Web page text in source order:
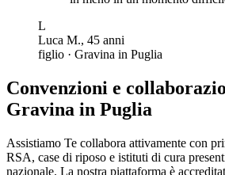
L
Luca M., 45 anni
figlio · Gravina in Puglia
Convenzioni e
Gravina in Puglia
Assistiamo Te collabora attivamente con
RSA, case di riposo e istituti di cura
nazionale. La nostra piattaforma è